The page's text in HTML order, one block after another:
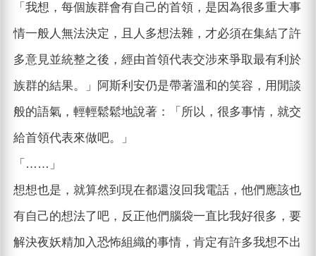
「我想，每個族群會有自己的首領，是因為很多重大事
情一般人無法決定，且人多想法雜，才必須在集結了許
多意見並統整之後，經由首領代表交涉來爭取最有利於
族群的結果。」阿斯利安仍是帶著溫和的笑容，用閒談
般的語氣，輕輕鬆鬆地說著：「所以，很多事情，就交
給首領代表來做吧。」
「……」
想想也是，就算然到現在都還沒回我電話，他們應該也
有自己的想法了吧，反正他們腦袋一直比我好很多，要
解決夜妖精加入恐怖組織的事情，肯定有許多我想不出